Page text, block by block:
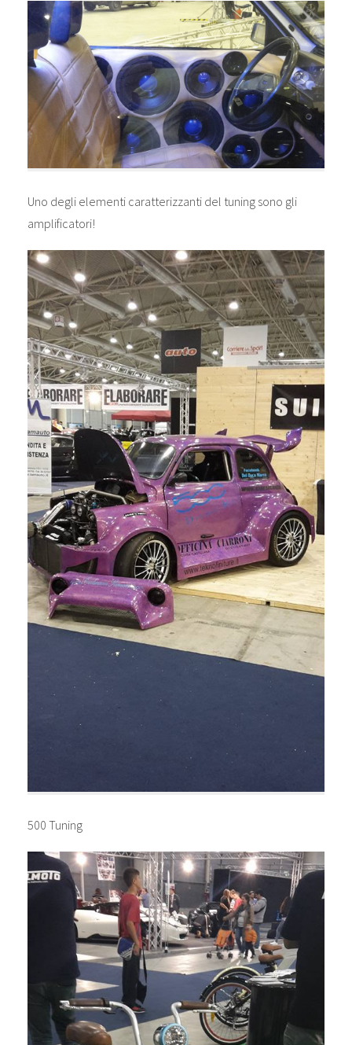
Uno degli elementi caratterizzanti del tuning sono gli
amplificatori!
500 Tuning